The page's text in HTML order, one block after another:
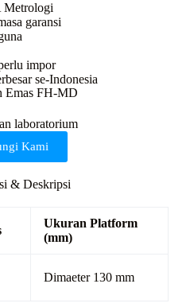
Metrologi
garansi
impor
se-Indonesia
Emas FH-MD
Kami
& Deskripsi
Ukuran Platform
(mm)
Dimaeter 130 mm